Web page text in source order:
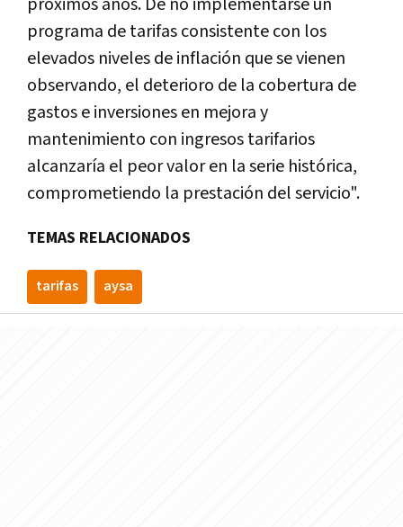
programa de tarifas consistente con los
elevados niveles de inflación que se vienen
observando, el deterioro de la cobertura de
gastos e inversiones en mejora y
mantenimiento con ingresos tarifarios
alcanzaría el peor valor en la serie histórica,
comprometiendo la prestación del servicio".
TEMAS RELACIONADOS
tarifas aysa